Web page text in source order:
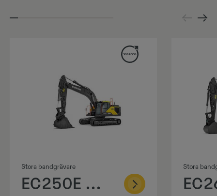
Stora bandgrävare
EC250E Hybrid
Stora